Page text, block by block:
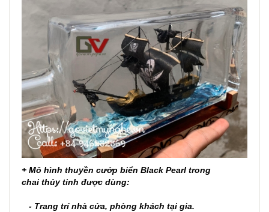
+ Mô hình thuyền cướp biển Black Pearl trong
chai thủy tinh được dùng:
- Trang trí nhà cửa, phòng khách tại gia.